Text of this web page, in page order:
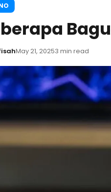
May 21, 20253 min read